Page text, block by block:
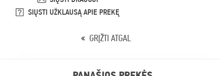
SIŲSTI UŽKLAUSĄ APIE PREKĘ
GRĮŽTI ATGAL